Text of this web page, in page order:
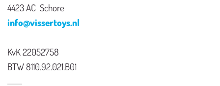
4423 AC Schore
info@vissertoys.nl
KvK 22052758
BTW 8110.92.021.B01